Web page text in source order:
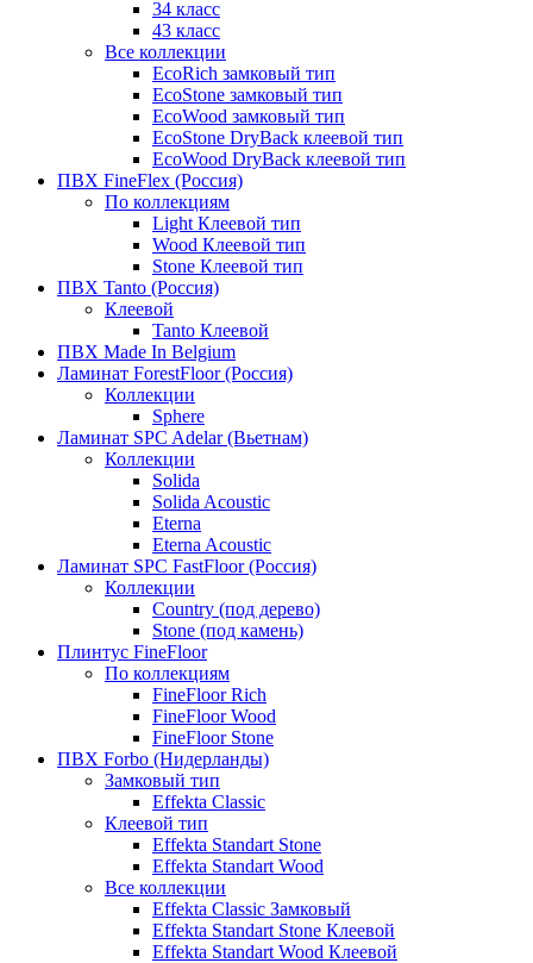
34 класс
43 класс
Все коллекции
EcoRich замковый тип
EcoStone замковый тип
EcoWood замковый тип
EcoStone DryBack клеевой тип
EcoWood DryBack клеевой тип
ПВХ FineFlex (Россия)
По коллекциям
Light Клеевой тип
Wood Клеевой тип
Stone Клеевой тип
ПВХ Tanto (Россия)
Клеевой
Tanto Клеевой
ПВХ Made In Belgium
Ламинат ForestFloor (Россия)
Коллекции
Sphere
Ламинат SPC Adelar (Вьетнам)
Коллекции
Solida
Solida Acoustic
Eterna
Eterna Acoustic
Ламинат SPC FastFloor (Россия)
Коллекции
Country (под дерево)
Stone (под камень)
Плинтус FineFloor
По коллекциям
FineFloor Rich
FineFloor Wood
FineFloor Stone
ПВХ Forbo (Нидерланды)
Замковый тип
Effekta Classic
Клеевой тип
Effekta Standart Stone
Effekta Standart Wood
Все коллекции
Effekta Classic Замковый
Effekta Standart Stone Клеевой
Effekta Standart Wood Клеевой